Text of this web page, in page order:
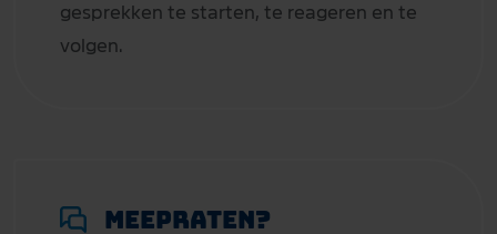
gesprekken te starten, te reageren en te
volgen.
Meepraten?